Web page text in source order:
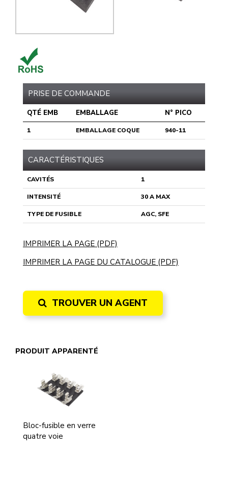
PRISE DE COMMANDE
QTÉ EMB EMBALLAGE N° PICO
1 EMBALLAGE COQUE 940-11
CARACTÉRISTIQUES
CAVITÉS 1
INTENSITÉ 30 A MAX
TYPE DE FUSIBLE AGC, SFE
IMPRIMER LA PAGE (PDF)
IMPRIMER LA PAGE DU CATALOGUE (PDF)
TROUVER UN AGENT
PRODUIT APPARENTÉ
Bloc-fusible en verre
quatre voie